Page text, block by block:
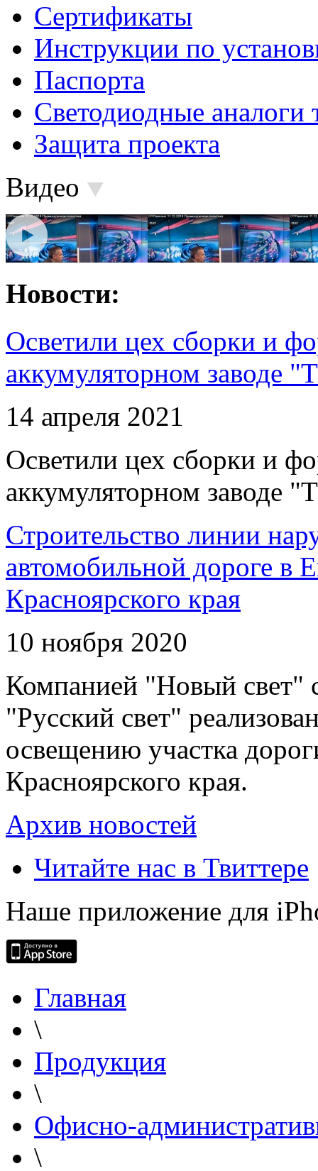
Сертификаты
Инструкции по
Паспорта
Светодиодные аналоги
Защита проекта
Видео
Новости:
Осветили цех сборки и
аккумуляторном заводе
14 апреля 2021
Осветили цех сборки и
аккумуляторном заводе
Строительство линии
автомобильной дороге в
Красноярского края
10 ноября 2020
Компанией "Новый свет"
"Русский свет"
освещению участка
Красноярского края.
Архив новостей
Читайте нас в Твиттере
Наше приложение для
Главная
\
Продукция
\
Офисно-
\